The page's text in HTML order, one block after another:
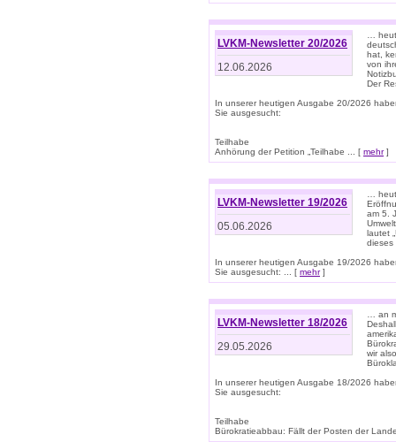
LVKM-Newsletter 20/2026
12.06.2026
…
hat,
von
Der
In unserer heutigen Ausgabe 20/2026
Sie ausgesucht:
Teilhabe
Anhörung der Petition „Teilhabe ... [ mehr]
LVKM-Newsletter 19/2026
05.06.2026
…
am 5.
lautet
dieses
In unserer heutigen Ausgabe 19/2026
Sie ausgesucht: ... [ mehr]
LVKM-Newsletter 18/2026
29.05.2026
… an
wir
In unserer heutigen Ausgabe 18/2026
Sie ausgesucht:
Teilhabe
Bürokratieabbau: Fällt der Posten der